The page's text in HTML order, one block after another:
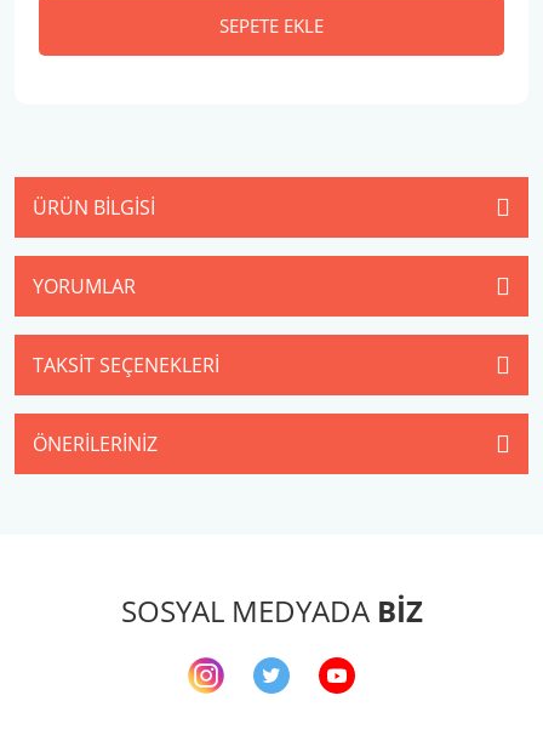
SEPETE EKLE
ÜRÜN BILGISI
YORUMLAR
TAKSIT SEÇENEKLERI
ÖNERILERINIZ
SOSYAL MEDYADA BİZ